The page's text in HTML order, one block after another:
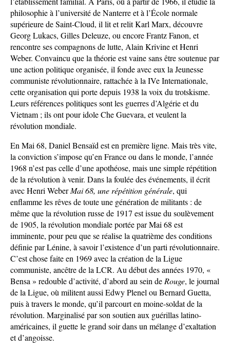
philosophie à l’université de Nanterre et à l’École normale
supérieure de Saint-Cloud, il lit et relit Karl Marx, découvre
Georg Lukacs, Gilles Deleuze, ou encore Frantz Fanon, et
rencontre ses compagnons de lutte, Alain Krivine et Henri
Weber. Convaincu que la théorie est vaine sans être soutenue par
une action politique organisée, il fonde avec eux la Jeunesse
communiste révolutionnaire, rattachée à la IVe Internationale,
cette organisation qui porte depuis 1938 la voix du trotskisme.
Leurs références politiques sont les guerres d’Algérie et du
Vietnam ; ils ont pour idole Che Guevara, et veulent la
révolution mondiale.
En Mai 68, Daniel Bensaïd est en première ligne. Mais très vite,
la conviction s’impose qu’en France ou dans le monde, l’année
1968 n’est pas celle d’une apothéose, mais une simple répétition
de la révolution à venir. Dans la foulée des événements, il écrit
avec Henri WeberMai 68, une répétition générale, qui
enflamme les rêves de toute une génération de militants : de
même que la révolution russe de 1917 est issue du soulèvement
de 1905, la révolution mondiale portée par Mai 68 est
imminente, pour peu que se réalise la quatrième des conditions
définie par Lénine, à savoir l’existence d’un parti révolutionnaire.
C’est chose faite en 1969 avec la création de la Ligue
communiste, ancêtre de la LCR. Au début des années 1970, «
Bensa » redouble d’activité, d’abord au sein de Rouge, le journal
de la Ligue, où militent aussi Edwy Plenel ou Bernard Guetta,
puis à travers le monde, qu’il parcourt en moine-soldat de la
révolution. Marginalisé par son soutien aux guérillas latino-
américaines, il guette le grand soir dans un mélange d’exaltation
et d’angoisse.